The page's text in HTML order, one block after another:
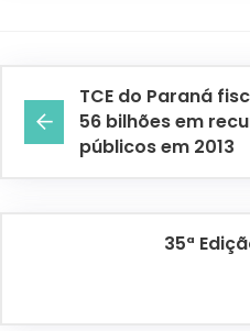
TCE do Paraná
56 bilhões em
públicos em 2013
35ª